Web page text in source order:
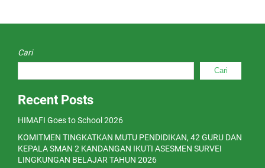
Cari
Cari
Recent Posts
HIMAFI Goes to School 2026
KOMITMEN TINGKATKAN MUTU PENDIDIKAN, 42 GURU DAN
KEPALA SMAN 2 KANDANGAN IKUTI ASESMEN SURVEI
LINGKUNGAN BELAJAR TAHUN 2026